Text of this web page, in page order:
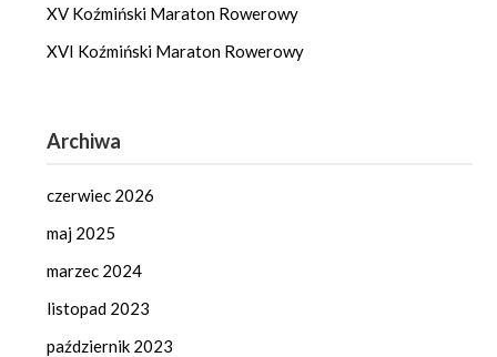
XV Koźmiński Maraton Rowerowy
XVI Koźmiński Maraton Rowerowy
Archiwa
czerwiec 2026
maj 2025
marzec 2024
listopad 2023
październik 2023